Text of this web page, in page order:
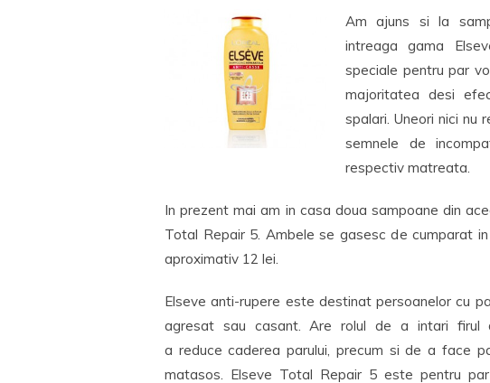
Am ajuns si la
intreaga gama
speciale pentru par
majoritatea desi
spalari. Uneori nici nu
semnele de
respectiv matreata.
In prezent mai am in casa doua sampoane din
Total Repair 5. Ambele se gasesc de cumparat
aproximativ 12 lei.
Elseve anti-rupere este destinat persoanelor cu
agresat sau casant. Are rolul de a intari firul
a reduce caderea parului, precum si de a face
matasos. Elseve Total Repair 5 este pentru